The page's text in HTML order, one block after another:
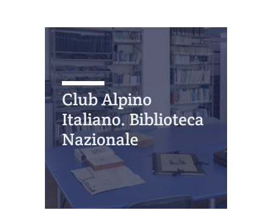
Club Alpino
Italiano. Biblioteca
Nazionale